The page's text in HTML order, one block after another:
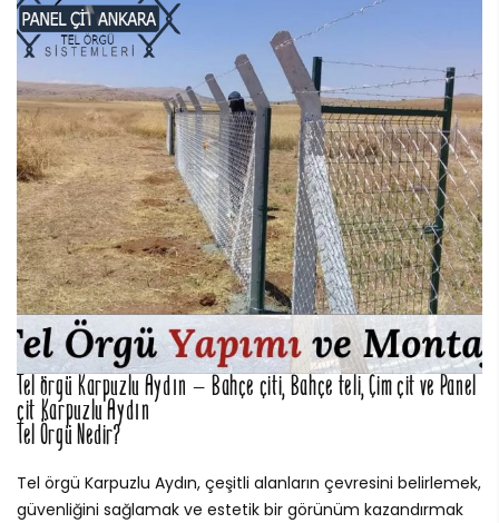
Tel örgü Karpuzlu Aydın – Bahçe çiti, Bahçe teli, Çim çit ve Panel
çit Karpuzlu Aydın
Tel Örgü Nedir?
Tel örgü Karpuzlu Aydın, çeşitli alanların çevresini belirlemek,
güvenliğini sağlamak ve estetik bir görünüm kazandırmak